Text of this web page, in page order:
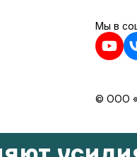
Мы в
© ООО